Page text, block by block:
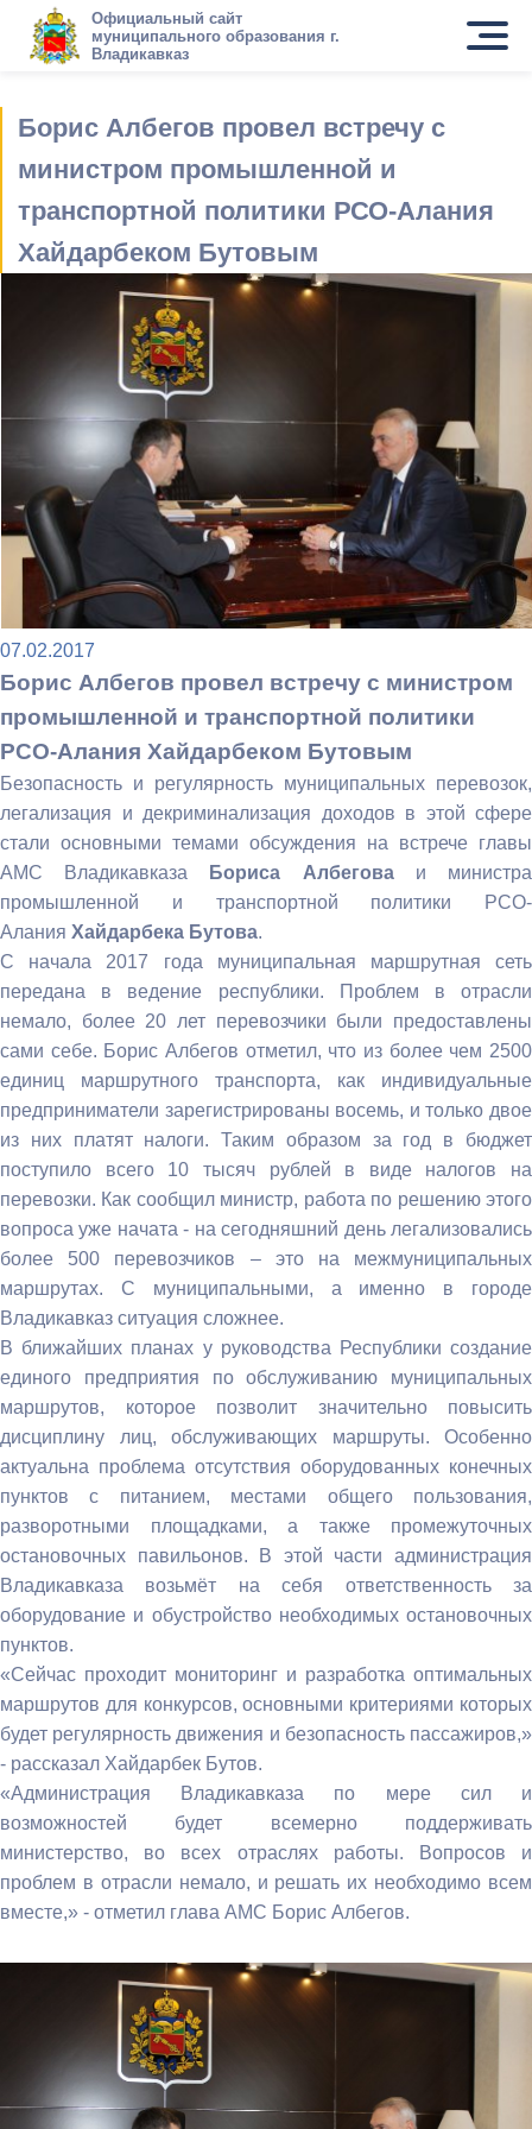
Официальный сайт
муниципального образования г.
Владикавказ
Борис Албегов провел встречу с
министром промышленной и
транспортной политики РСО-Алания
Хайдарбеком Бутовым
07.02.2017
Борис Албегов провел встречу с министром
промышленной и транспортной политики
РСО-Алания Хайдарбеком Бутовым
Безопасность и регулярность муниципальных перевозок,
легализация и декриминализация доходов в этой сфере
стали основными темами обсуждения на встрече главы
АМС Владикавказа Бориса Албеговаи министра
промышленной и транспортной политики РСО-
Алания Хайдарбека Бутова.
С начала 2017 года муниципальная маршрутная сеть
передана в ведение республики. Проблем в отрасли
немало, более 20 лет перевозчики были предоставлены
сами себе. Борис Албегов отметил, что из более чем 2500
единиц маршрутного транспорта, как индивидуальные
предприниматели зарегистрированы восемь, и только двое
из них платят налоги. Таким образом за год в бюджет
поступило всего 10 тысяч рублей в виде налогов на
перевозки. Как сообщил министр, работа по решению этого
вопроса уже начата - на сегодняшний день легализовались
более 500 перевозчиков – это на межмуниципальных
маршрутах. С муниципальными, а именно в городе
Владикавказ ситуация сложнее.
В ближайших планах у руководства Республики создание
единого предприятия по обслуживанию муниципальных
маршрутов, которое позволит значительно повысить
дисциплину лиц, обслуживающих маршруты. Особенно
актуальна проблема отсутствия оборудованных конечных
пунктов с питанием, местами общего пользования,
разворотными площадками, а также промежуточных
остановочных павильонов. В этой части администрация
Владикавказа возьмёт на себя ответственность за
оборудование и обустройство необходимых остановочных
пунктов.
«Сейчас проходит мониторинг и разработка оптимальных
маршрутов для конкурсов, основными критериями которых
будет регулярность движения и безопасность пассажиров,»
- рассказал Хайдарбек Бутов.
«Администрация Владикавказа по мере сил и
возможностей будет всемерно поддерживать
министерство, во всех отраслях работы. Вопросов и
проблем в отрасли немало, и решать их необходимо всем
вместе,» - отметил глава АМС Борис Албегов.